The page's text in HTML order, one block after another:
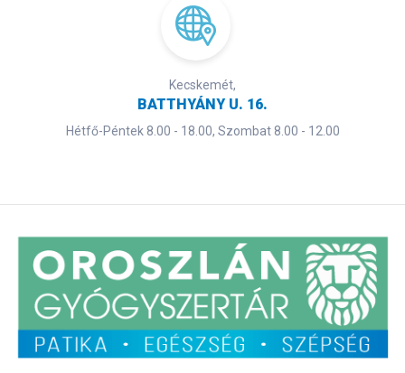
Kecskemét,
BATTHYÁNY U. 16.
Hétfő-Péntek 8.00 - 18.00, Szombat 8.00 - 12.00